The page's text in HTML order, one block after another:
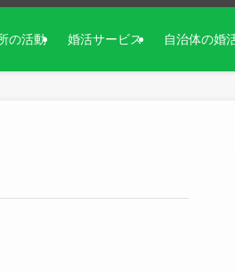
の活動 婚活サービス 自治体の婚